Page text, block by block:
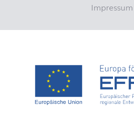
Impressum